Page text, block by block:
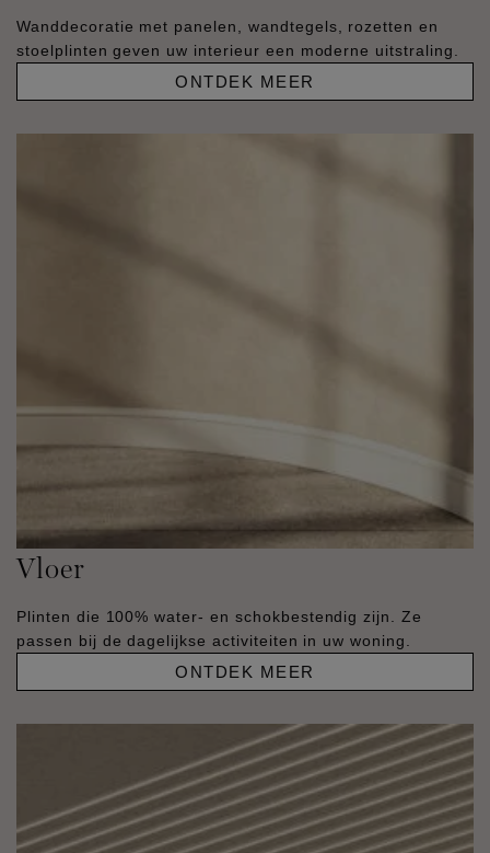
Wanddecoratie met panelen, wandtegels, rozetten en
stoelplinten geven uw interieur een moderne uitstraling.
ONTDEK MEER
Vloer
Plinten die 100% water- en schokbestendig zijn. Ze
passen bij de dagelijkse activiteiten in uw woning.
ONTDEK MEER